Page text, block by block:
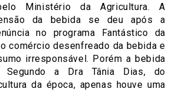
Ministério da Agricultura. A
da bebida se deu após a
no programa Fantástico da
comércio desenfreado da bebida e
irresponsável. Porém a bebida
a Dra Tânia Dias, do
da época, apenas houve uma